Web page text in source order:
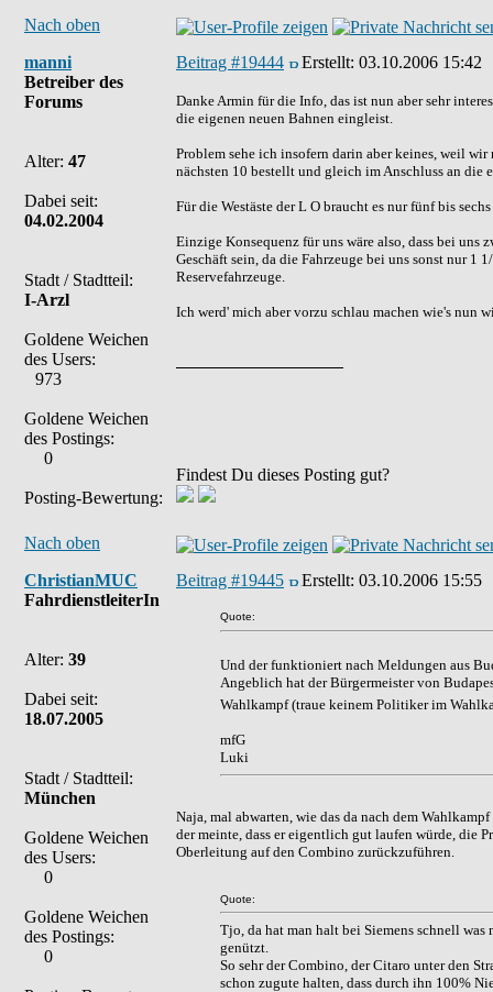
Nach oben
manni
Betreiber des
Forums
Alter: 47
Dabei seit:
04.02.2004
Stadt / Stadtteil:
I-Arzl
Goldene Weichen
des Users:
973
Goldene Weichen
des Postings:
0
Posting-Bewertung:
Beitrag #19444 Erstellt: 03.10.2006 15:42
Danke Armin für die Info, das ist nun aber sehr
die eigenen neuen Bahnen eingleist.
Problem sehe ich insofern darin aber keines, weil
nächsten 10 bestellt und gleich im Anschluss an die
Für die Westäste der L O braucht es nur fünf bis
Einzige Konsequenz für uns wäre also, dass bei
Geschäft sein, da die Fahrzeuge bei uns sonst nur 1
Reservefahrzeuge.
Ich werd' mich aber vorzu schlau machen wie's nun
Findest Du dieses Posting gut?
Nach oben
ChristianMUC
FahrdienstleiterIn
Alter: 39
Dabei seit:
18.07.2005
Stadt / Stadtteil:
München
Goldene Weichen
des Users:
0
Goldene Weichen
des Postings:
0
Beitrag #19445 Erstellt: 03.10.2006 15:55
Quote:
Und der funktioniert nach Meldungen aus
Angeblich hat der Bürgermeister von
Wahlkampf (traue keinem Politiker im
mfG
Luki
Naja, mal abwarten, wie das da nach dem
der meinte, dass er eigentlich gut laufen würde, die
Oberleitung auf den Combino zurückzuführen.
Quote:
Tjo, da hat man halt bei Siemens schnell
genützt.
So sehr der Combino, der Citaro unter den
schon zugute halten, dass durch ihn 100%